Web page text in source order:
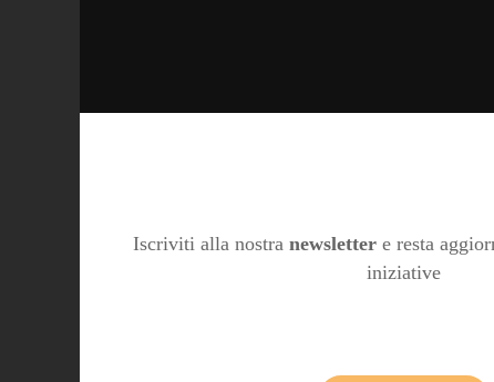
Iscriviti alla nostra newslettere resta
iniziative